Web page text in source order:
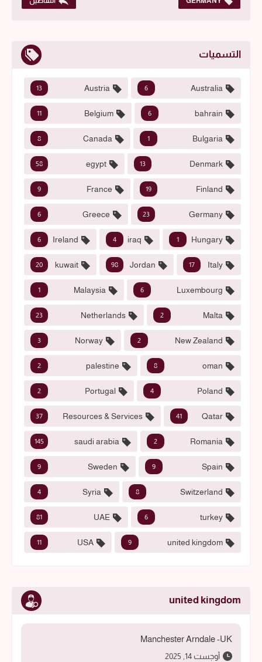
التسميات
Australia
6
Austria
13
bahrain
6
Belgium
11
Bulgaria
1
Canada
8
Denmark
13
egypt
58
Finland
19
France
9
Germany
23
Greece
6
Hungary
1
iraq
4
Ireland
6
Italy
17
Jordan
98
kuwait
20
Luxembourg
6
Malaysia
1
Malta
2
Netherlands
23
New Zealand
2
Norway
3
oman
8
palestine
2
Poland
4
Portugal
2
Qatar
41
Resources & Services
37
Romania
2
saudi arabia
145
Spain
9
Sweden
9
Switzerland
8
Syria
4
turkey
6
UAE
81
united kingdom
9
USA
11
united kingdom
Manchester Arndale -UK
أوجست 14, 2025